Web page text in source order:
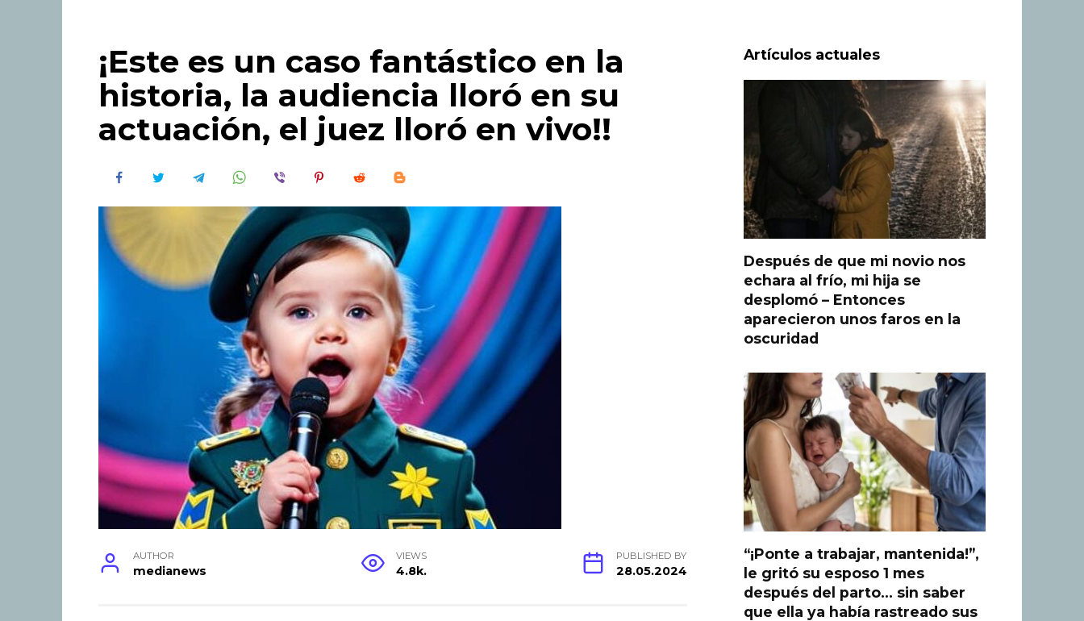
¡Este es un caso fantástico en la
historia, la audiencia lloró en su
actuación, el juez lloró en vivo!!
AUTHOR
medianews
VIEWS
4.8k.
PUBLISHED BY
28.05.2024
Artículos actuales
Después de que mi novio nos
echara al frío, mi hija se
desplomó – Entonces
aparecieron unos faros en la
oscuridad
“¡Ponte a trabajar, mantenida!”,
le gritó su esposo 1 mes
después del parto… sin saber
que ella ya había rastreado sus